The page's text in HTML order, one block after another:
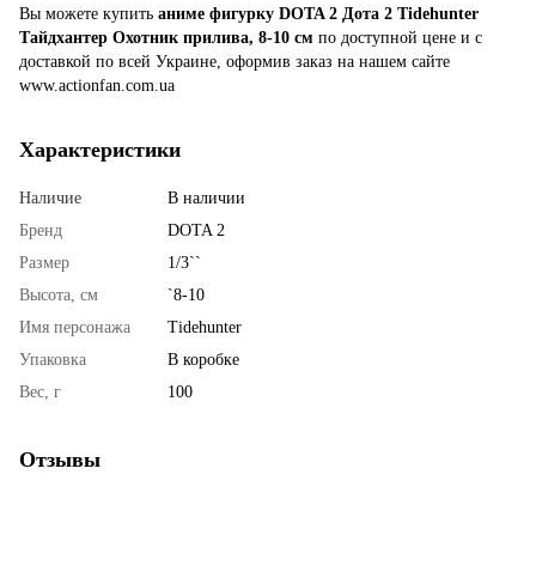
Вы можете купить аниме фигурку DOTA 2 Дота 2 Tidehunter
Тайдхантер Охотник прилива, 8-10 см по доступной цене и с
доставкой по всей Украине, оформив заказ на нашем сайте
www.actionfan.com.ua
Характеристики
Наличие
В наличии
Бренд
DOTA 2
Размер
1/3``
Высота, см
`8-10
Имя персонажа
Tidehunter
Упаковка
В коробке
Вес, г
100
Отзывы